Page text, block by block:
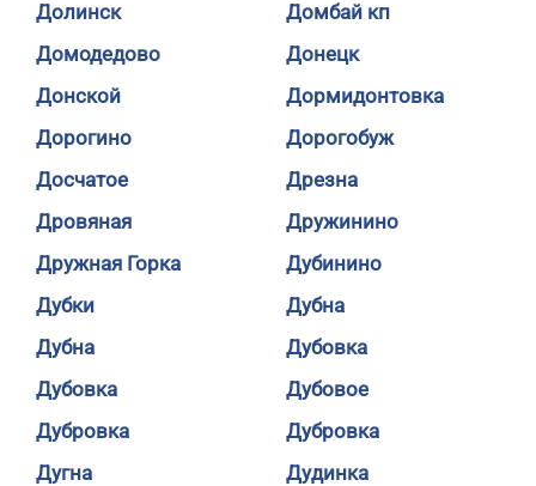
Долинск
Домбай кп
Домодедово
Донецк
Донской
Дормидонтовка
Дорогино
Дорогобуж
Досчатое
Дрезна
Дровяная
Дружинино
Дружная Горка
Дубинино
Дубки
Дубна
Дубна
Дубовка
Дубовка
Дубовое
Дубровка
Дубровка
Дугна
Дудинка